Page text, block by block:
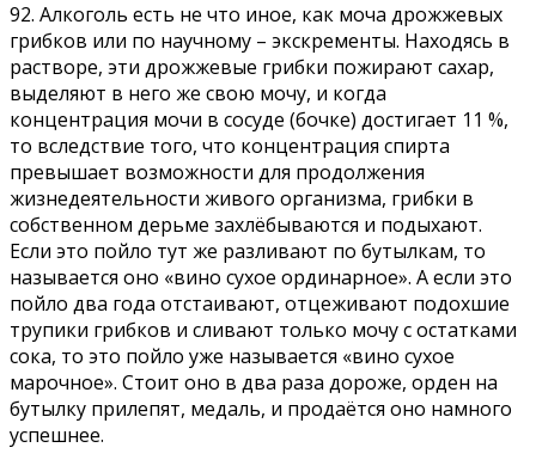
92. Алкоголь есть не что иное, как моча дрожжевых
грибков или по научному – экскременты. Находясь в
растворе, эти дрожжевые грибки пожирают сахар,
выделяют в него же свою мочу, и когда
концентрация мочи в сосуде (бочке) достигает 11 %,
то вследствие того, что концентрация спирта
превышает возможности для продолжения
жизнедеятельности живого организма, грибки в
собственном дерьме захлёбываются и подыхают.
Если это пойло тут же разливают по бутылкам, то
называется оно «вино сухое ординарное». А если это
пойло два года отстаивают, отцеживают подохшие
трупики грибков и сливают только мочу с остатками
сока, то это пойло уже называется «вино сухое
марочное». Стоит оно в два раза дороже, орден на
бутылку прилепят, медаль, и продаётся оно намного
успешнее.